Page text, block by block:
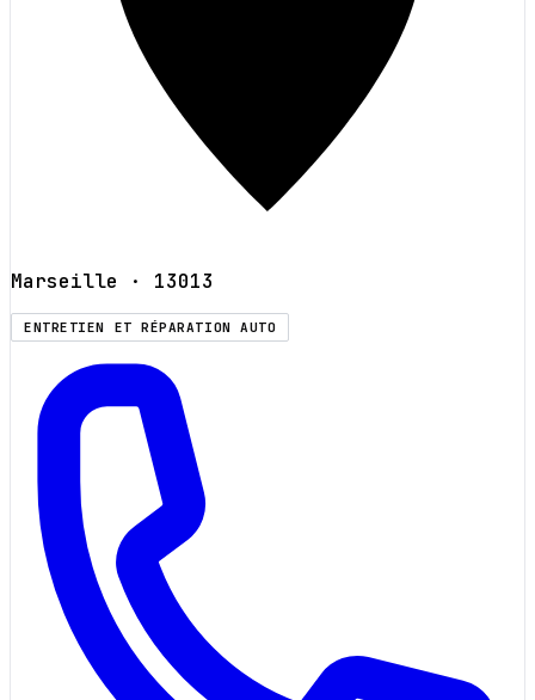
Marseille · 13013
ENTRETIEN ET RÉPARATION AUTO